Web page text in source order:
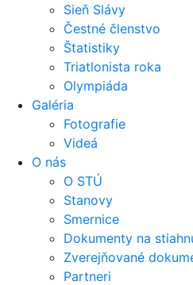
Sieň Slávy
Čestné členstvo
Štatistiky
Triatlonista roka
Olympiáda
Galéria
Fotografie
Videá
O nás
O STÚ
Stanovy
Smernice
Dokumenty na
Zverejňované
Partneri